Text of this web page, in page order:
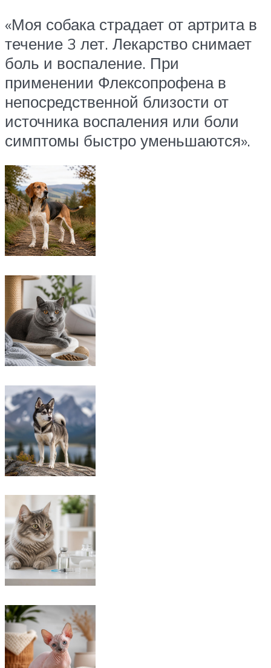
«Моя собака страдает от артрита в
течение 3 лет. Лекарство снимает
боль и воспаление. При
применении Флексопрофена в
непосредственной близости от
источника воспаления или боли
симптомы быстро уменьшаются».